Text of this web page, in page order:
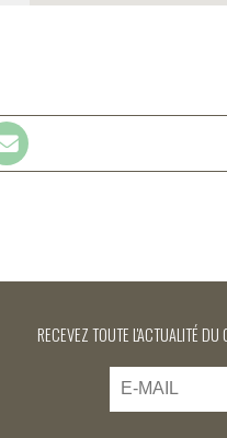
RECEVEZ TOUTE L'ACTUALITÉ